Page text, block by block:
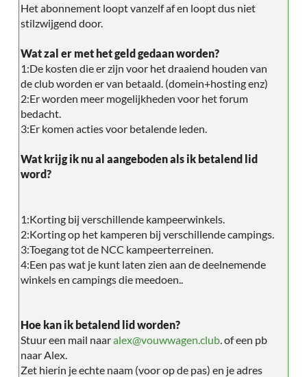
Het abonnement loopt vanzelf af en loopt dus niet
stilzwijgend door.
Wat zal er met het geld gedaan worden?
1:De kosten die er zijn voor het draaiend houden van
de club worden er van betaald. (domein+hosting enz)
2:Er worden meer mogelijkheden voor het forum
bedacht.
3:Er komen acties voor betalende leden.
Wat krijg ik nu al aangeboden als ik betalend lid
word?
1:Korting bij verschillende kampeerwinkels.
2:Korting op het kamperen bij verschillende campings.
3:Toegang tot de NCC kampeerterreinen.
4:Een pas wat je kunt laten zien aan de deelnemende
winkels en campings die meedoen..
Hoe kan ik betalend lid worden?
Stuur een mail naaralex@vouwwagen.club . of een pb
naar Alex.
Zet hierin je echte naam (voor op de pas) en je adres